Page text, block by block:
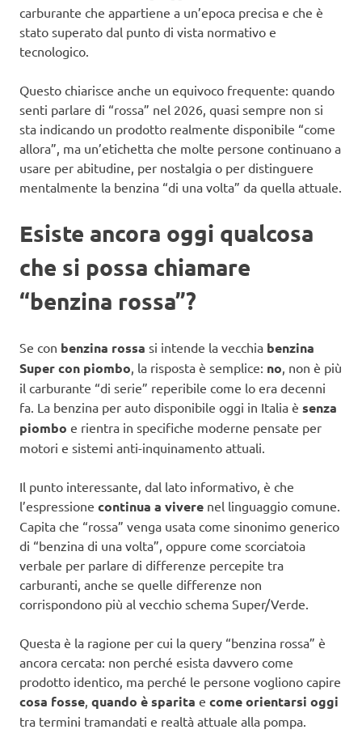
carburante che appartiene a un’epoca precisa e che è
stato superato dal punto di vista normativo e
tecnologico.
Questo chiarisce anche un equivoco frequente: quando
senti parlare di “rossa” nel 2026, quasi sempre non si
sta indicando un prodotto realmente disponibile “come
allora”, ma un’etichetta che molte persone continuano a
usare per abitudine, per nostalgia o per distinguere
mentalmente la benzina “di una volta” da quella attuale.
Esiste ancora oggi qualcosa
che si possa chiamare
“benzina rossa”?
Se con benzina rossa si intende la vecchia benzina
Super con piombo , la risposta è semplice: no , non è più
il carburante “di serie” reperibile come lo era decenni
fa. La benzina per auto disponibile oggi in Italia è senza
piombo e rientra in specifiche moderne pensate per
motori e sistemi anti-inquinamento attuali.
Il punto interessante, dal lato informativo, è che
l’espressione continua a vivere nel linguaggio comune.
Capita che “rossa” venga usata come sinonimo generico
di “benzina di una volta”, oppure come scorciatoia
verbale per parlare di differenze percepite tra
carburanti, anche se quelle differenze non
corrispondono più al vecchio schema Super/Verde.
Questa è la ragione per cui la query “benzina rossa” è
ancora cercata: non perché esista davvero come
prodotto identico, ma perché le persone vogliono capire
cosa fosse quando è sparita e come orientarsi oggi
tra termini tramandati e realtà attuale alla pompa.